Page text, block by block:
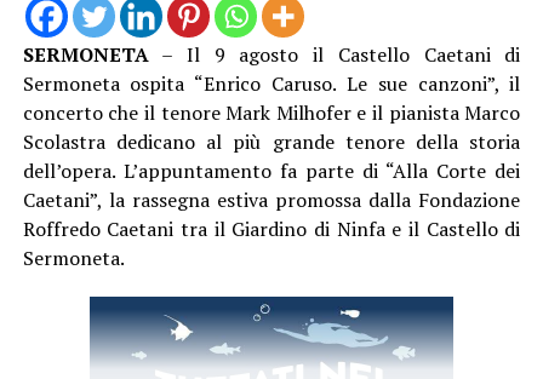
che quest’anno si cimenterà in prima persona
nell’intraprendere un viaggio musicale tra flamenco,
jazz e latin con i suoi amici e colleghi. I colori radiosi del
Mediterraneo verranno raccontati in composizioni
originali che racchiudono il patrimonio folkloristico
andaluso, l’eredità araba e sefardita. Le opere che
verranno presentate saranno caratterizzate da ritmi
polimetrici e moduli melodici che riflettono
l’eterogeneità culturale delle terre da cui provengono.
dalla profonda intesa tra i musicisti, elemento che rende
ogni esibizione unica e contribuisce a creare una
proposta musicale sempre nuova e originale.
SERMONETA– Il 9 agosto il Castello Caetani di
Sermoneta ospita “Enrico Caruso. Le sue canzoni”, il
concerto che il tenore Mark Milhofer e il pianista Marco
Scolastra dedicano al più grande tenore della storia
dell’opera. L’appuntamento fa parte di “Alla Corte dei
Caetani”, la rassegna estiva promossa dalla Fondazione
Roffredo Caetani tra il Giardino di Ninfa e il Castello di
Sermoneta.